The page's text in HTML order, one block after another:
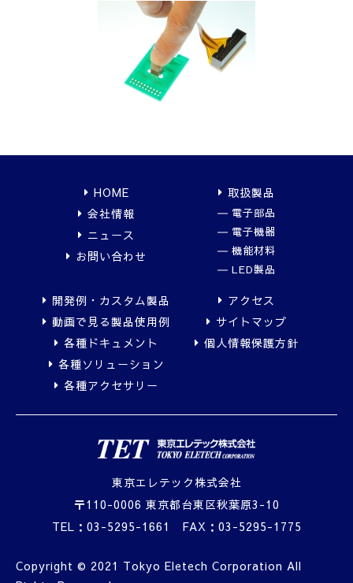
HOME
会社情報
ニュース
お問い合わせ
取扱製品
電子部品
電子機器
機能材料
LED製品
開発例・カスタム製品
動画で見る製品使用例
各種ドキュメント
各種ソリューション
各種アクセサリー
アクセス
サイトマップ
個人情報保護方針
東京エレテック株式会社
〒110-0006 東京都台東区秋葉原3-10
TEL： 03-5295-1661 FAX：03-5295-1775
Copyright © 2021 Tokyo Eletech Corporation All